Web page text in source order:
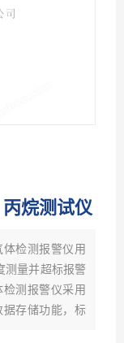
烷测试仪
检测报警仪用
测量并超标报警
测报警仪采用
存储功能，标